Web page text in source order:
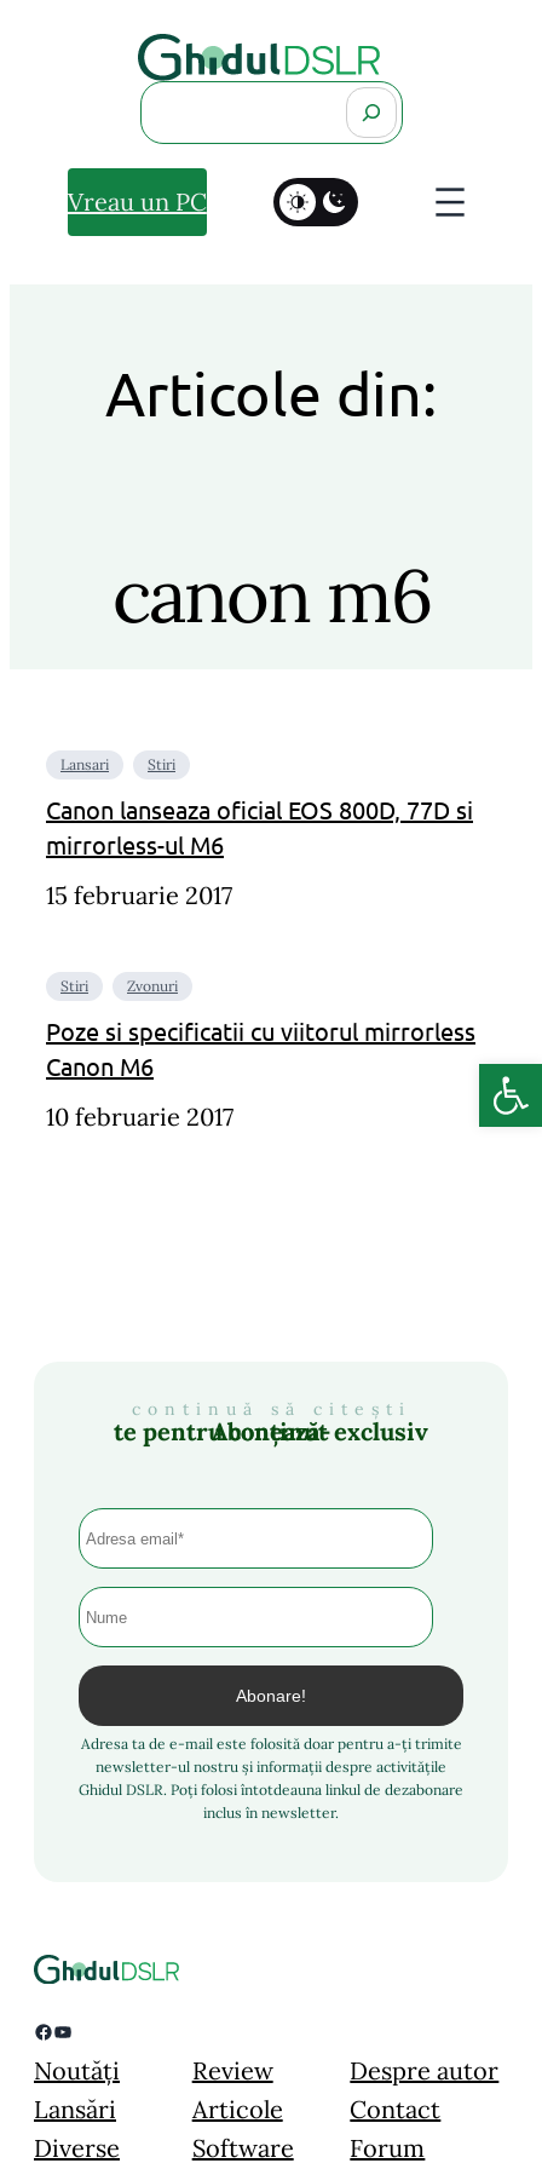
Search
Vreau un PC
Articole din:
canon m6
Lansari Stiri
Canon lanseaza oficial EOS 800D, 77D si
mirrorless-ul M6
15 februarie 2017
Stiri Zvonuri
Poze si specificatii cu viitorul mirrorless
Canon M6
10 februarie 2017
continuă să citești
Abonează-te pentru conținut exclusiv
Adresa ta de e-mail este folosită doar pentru a-ți trimite
newsletter-ul nostru și informații despre activitățile
Ghidul DSLR. Poți folosi întotdeauna linkul de dezabonare
inclus în newsletter.
Facebook YouTube
Noutăți
Lansări
Diverse
Review
Articole
Software
Despre autor
Contact
Forum